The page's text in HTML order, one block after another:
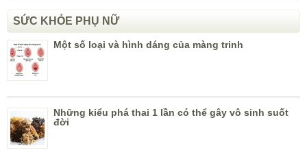
SỨC KHỎE PHỤ NỮ
Một số loại và hình dáng của màng trinh
Những kiểu phá thai 1 lần có thể gây vô sinh suốt
đời